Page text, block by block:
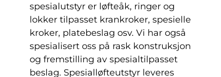
spesialutstyr er løfteåk, ringer og
lokker tilpasset krankroker, spesielle
kroker, platebeslag osv. Vi har også
spesialisert oss på rask konstruksjon
og fremstilling av spesialtilpasset
beslag. Spesialløfteutstyr leveres